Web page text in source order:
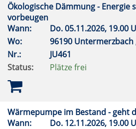
Ökologische Dämmung - Energie
vorbeugen
Wann:
Do.05.11.2026, 19.00
Wo:
96190
Nr.:
JU461
Status:
Plätze frei
Wärmepumpe im Bestand - geht
Wann:
Do. 12.11.2026, 19.00